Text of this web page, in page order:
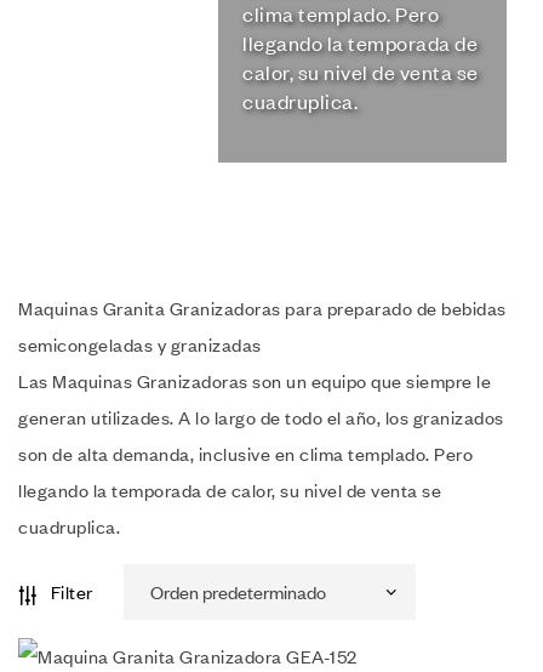
clima templado. Pero
llegando la temporada de
calor, su nivel de venta se
cuadruplica.
Maquinas Granita Granizadoras para preparado de bebidas
semicongeladas y granizadas
Las Maquinas Granizadoras son un equipo que siempre le
generan utilizades. A lo largo de todo el año, los granizados
son de alta demanda, inclusive en clima templado. Pero
llegando la temporada de calor, su nivel de venta se
cuadruplica.
Filter